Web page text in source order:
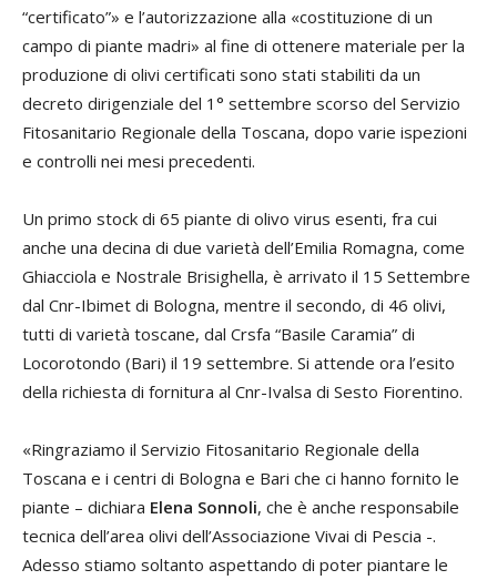
“certificato”» e l’autorizzazione alla «costituzione di un
campo di piante madri» al fine di ottenere materiale per la
produzione di olivi certificati sono stati stabiliti da un
decreto dirigenziale del 1° settembre scorso del Servizio
Fitosanitario Regionale della Toscana, dopo varie ispezioni
e controlli nei mesi precedenti.
Un primo stock di 65 piante di olivo virus esenti, fra cui
anche una decina di due varietà dell’Emilia Romagna, come
Ghiacciola e Nostrale Brisighella, è arrivato il 15 Settembre
dal Cnr-Ibimet di Bologna, mentre il secondo, di 46 olivi,
tutti di varietà toscane, dal Crsfa “Basile Caramia” di
Locorotondo (Bari) il 19 settembre. Si attende ora l’esito
della richiesta di fornitura al Cnr-Ivalsa di Sesto Fiorentino.
«Ringraziamo il Servizio Fitosanitario Regionale della
Toscana e i centri di Bologna e Bari che ci hanno fornito le
piante – dichiara Elena Sonnoli, che è anche responsabile
tecnica dell’area olivi dell’Associazione Vivai di Pescia -.
Adesso stiamo soltanto aspettando di poter piantare le